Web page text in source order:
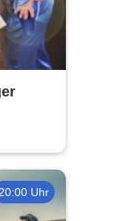
20:00 Uhr